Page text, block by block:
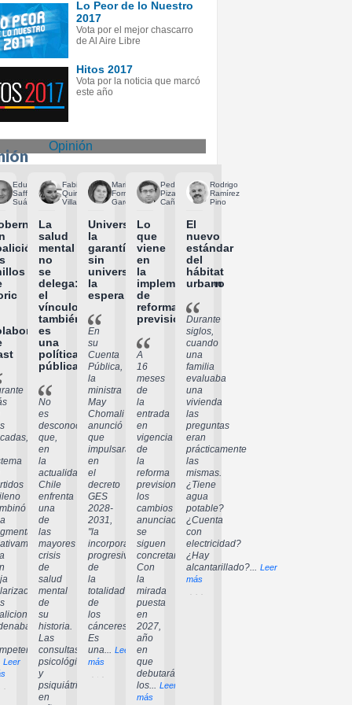
Lo Peor de lo Nuestro
2017
Vota por el mejor chascarro
de Al Aire Libre
Hitos 2017
Vota por la noticia que marcó
este año
Opinión
Eduardo
Saffirio
Suárez
Leer
Fabiola
Quiroga
Villagra
La
salud
mental
no
se
delega:
el
vínculo
también
es
una
política
pública
No
es
desconocido
que,
en
la
actualidad,
Chile
enfrenta
una
de
las
mayores
crisis
de
salud
mental
de
su
historia.
Las
consultas
psicológicas
y
psiquiátricas
en
Mariela
Formas
García
Universalizar
la
garantía
sin
universalizar
la
espera
En
su
Cuenta
Pública,
la
ministra
May
Chomali
anunció
que
impulsará,
en
el
decreto
GES
2028-
2031,
"la
incorporación
progresiva
de
la
totalidad
de
los
cánceres".
Es
una... Leer
más
Pedro
Pizarro
Cañas
Lo
que
viene
en
la
implementación
de
reforma
previsional
A
16
meses
de
la
entrada
en
vigencia
de
la
reforma
previsional,
los
cambios
anunciados
se
siguen
concretando.
Con
la
mirada
puesta
en
2027,
año
en
que
debutarán
los... Leer
más
Rodrigo
Ramírez
Pino
El
nuevo
estándar
del
hábitat
urbano
Durante
siglos,
cuando
una
familia
evaluaba
una
vivienda
las
preguntas
eran
prácticamente
las
mismas.
¿Tiene
agua
potable?
¿Cuenta
con
electricidad?
¿Hay
alcantarillado?... Leer
más